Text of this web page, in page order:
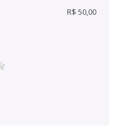
R$ 50,00